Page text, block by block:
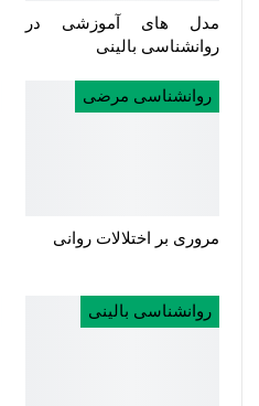
مدل های آموزشی در
روانشناسی بالینی
روانشناسی مرضی
مروری بر اختلالات روانی
روانشناسی بالینی